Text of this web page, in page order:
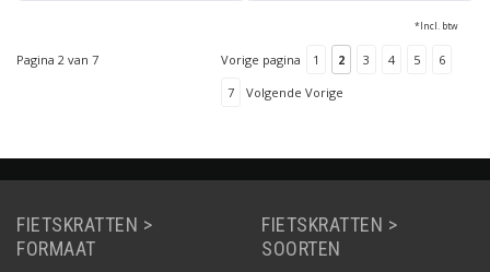
*Incl. btw
Pagina 2 van 7 Vorige pagina 1 2 3 4 5
6
7
Volgende Vorige
FIETSKRATTEN >
FORMAAT
FIETSKRATTEN >
SOORTEN